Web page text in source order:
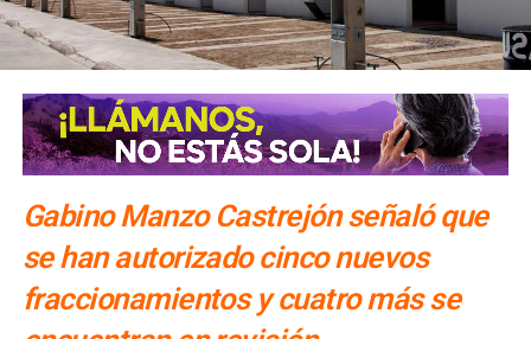
Gabino Manzo Castrejón señaló que
se han autorizado cinco nuevos
fraccionamientos y cuatro más se